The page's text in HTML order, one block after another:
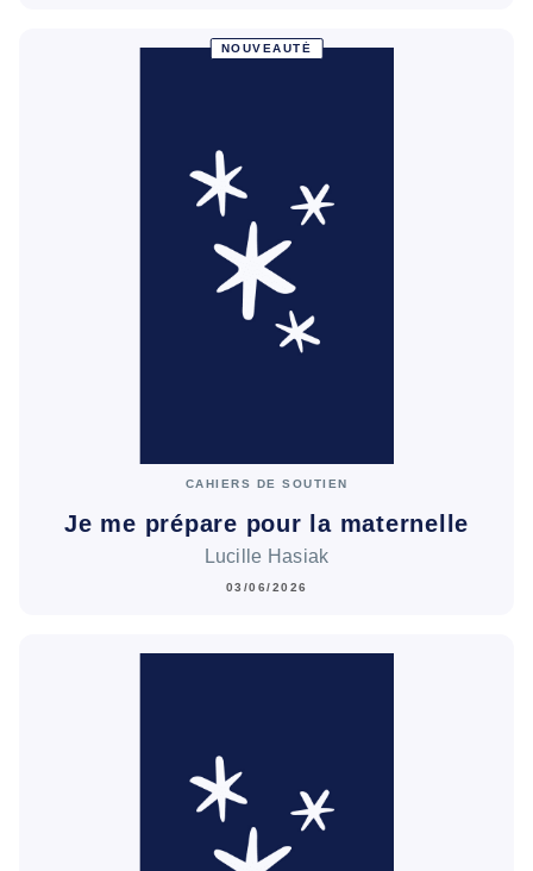
NOUVEAUTÉ
CAHIERS DE SOUTIEN
Je me prépare pour la maternelle
Lucille Hasiak
03/06/2026